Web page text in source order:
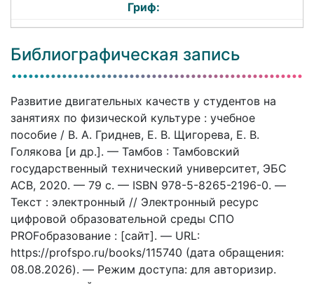
Гриф:
Библиографическая запись
Развитие двигательных качеств у студентов на
занятиях по физической культуре : учебное
пособие / В. А. Гриднев, Е. В. Щигорева, Е. В.
Голякова [и др.]. — Тамбов : Тамбовский
государственный технический университет, ЭБС
АСВ, 2020. — 79 c. — ISBN 978-5-8265-2196-0. —
Текст : электронный // Электронный ресурс
цифровой образовательной среды СПО
PROFобразование : [сайт]. — URL:
https://profspo.ru/books/115740 (дата обращения:
08.08.2026). — Режим доступа: для авторизир.